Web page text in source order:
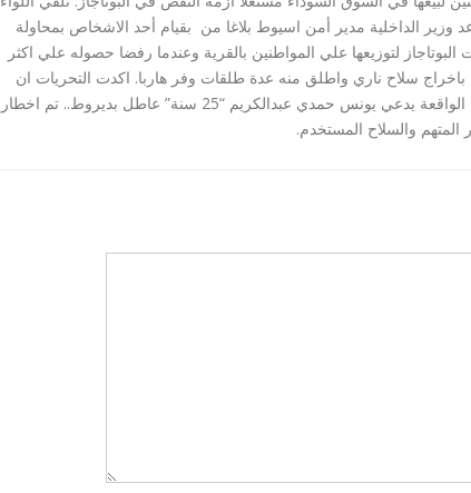
وزير الداخلية مدير أمن اسيوط بلاغا من بقيام أحد الاشخاص بمحاولة
البوتاجاز لتوزيعها علي المواطنين بالقرية وعندما رفضا حصوله علي اكثر
سلاح ناري واطلق منه عدة طلقات وفر هاربا. اكدت التحريات ان
المتهم بارتكاب هذه الواقعة يدعي يونس حمدي عبدالكريم “25 سنة” عاطل بديروط.. تم اخطار
والسلاح المستخدم.